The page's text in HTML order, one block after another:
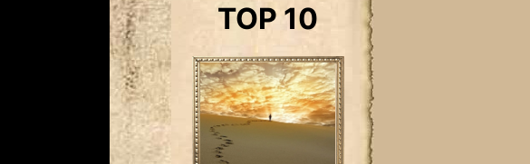
TOP 10